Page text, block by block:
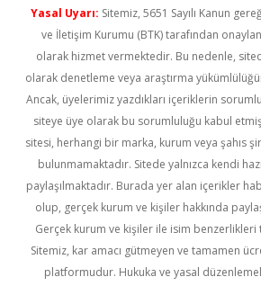
Yasal Uyarı: Sitemiz, 5651 Sayılı Kanun
ve İletişim Kurumu (BTK) tarafından
olarak hizmet vermektedir. Bu nedenle,
olarak denetleme veya araştırma
Ancak, üyelerimiz yazdıkları içeriklerin
siteye üye olarak bu sorumluluğu kabul
sitesi, herhangi bir marka, kurum veya şahıs
bulunmamaktadır. Sitede yalnızca kendi
paylaşılmaktadır. Burada yer alan içerikler
olup, gerçek kurum ve kişiler hakkında
Gerçek kurum ve kişiler ile isim
Sitemiz, kar amacı gütmeyen ve tamamen
platformudur. Hukuka ve yasal